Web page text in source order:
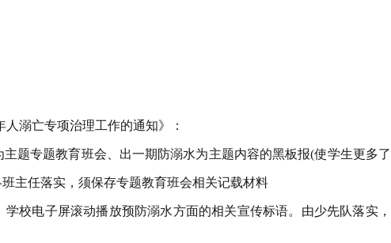
溺亡专项治理工作的通知》：
题专题教育班会、出一期防溺水为主题内容的黑板报(使学生更多
主任落实，须保存专题教育班会相关记载材料
学校电子屏滚动播放预防溺水方面的相关宣传标语。由少先队落实